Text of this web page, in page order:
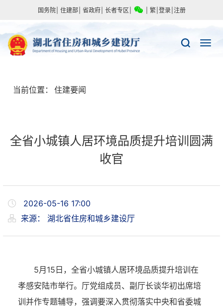
国务院 住建部 省政府 长者专区 繁 登录 注册
当前位置： 住建要闻
全省小城镇人居环境品质提升培训圆满
收官
2026-05-16 17:00
来源： 湖北省住房和城乡建设厅
5月15日，全省小城镇人居环境品质提升培训在
孝感安陆市举行。厅党组成员、副厅长谈华初出席培
训并作专题辅导，强调要深入贯彻落实中央和省委城